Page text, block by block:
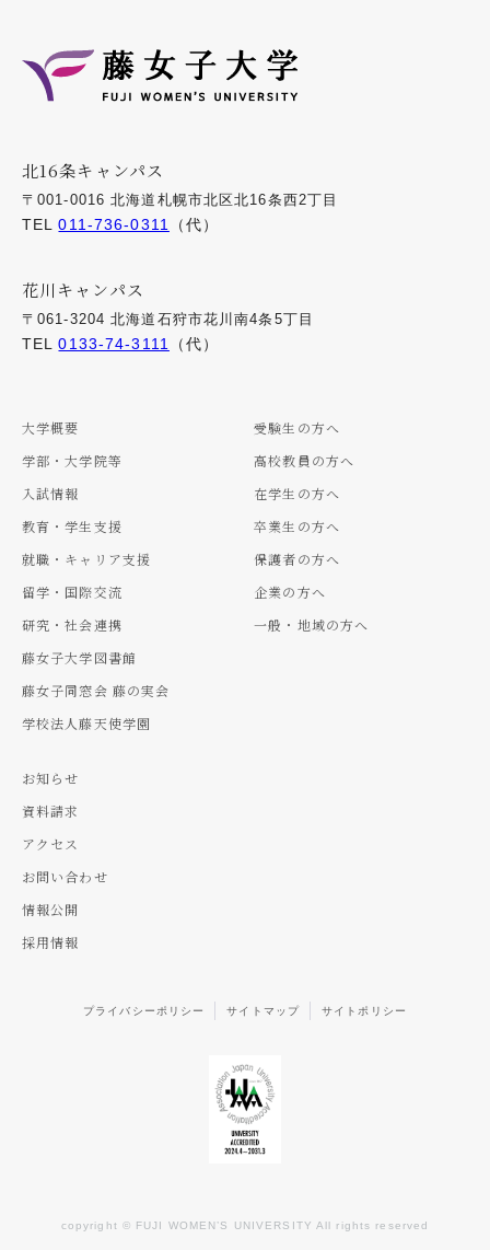
北16条キャンパス
〒001-0016 北海道札幌市北区北16条西2丁目
TEL011-736-0311 （代）
花川キャンパス
〒061-3204 北海道石狩市花川南4条5丁目
TEL0133-74-3111 （代）
大学概要
学部・大学院等
入試情報
教育・学生支援
就職・キャリア支援
留学・国際交流
研究・社会連携
藤女子大学図書館
藤女子同窓会 藤の実会
学校法人藤天使学園
受験生の方へ
高校教員の方へ
在学生の方へ
卒業生の方へ
保護者の方へ
企業の方へ
一般・地域の方へ
お知らせ
資料請求
アクセス
お問い合わせ
情報公開
採用情報
プライバシーポリシー サイトマップ サイトポリシー
copyright © FUJI WOMEN’S UNIVERSITY All rights reserved